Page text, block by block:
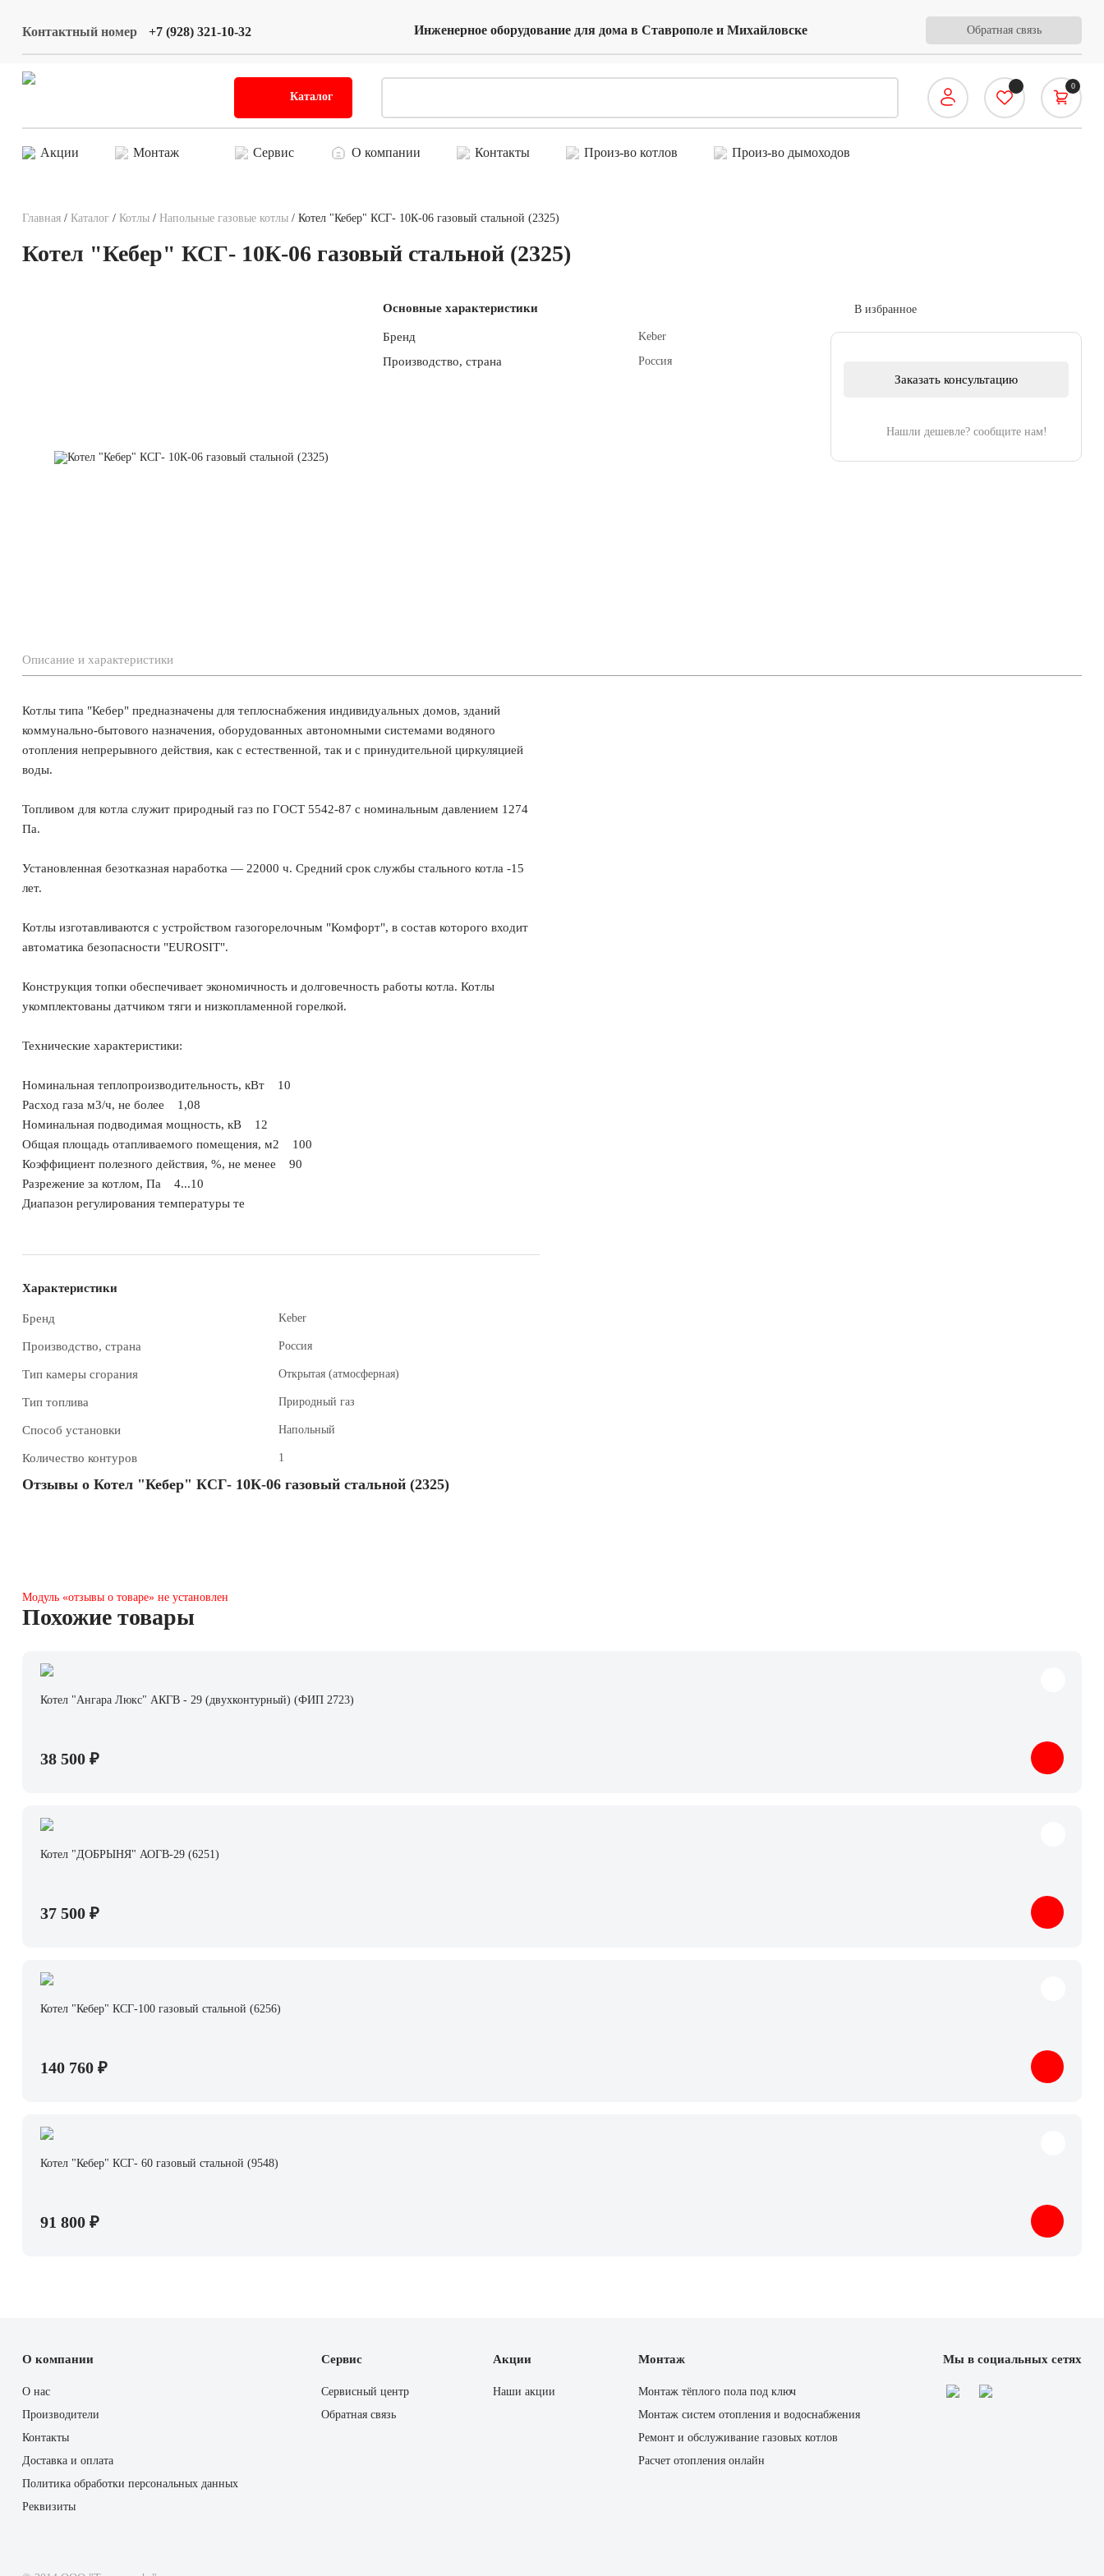
Контактный номер +7 (928) 321-10-32 Инженерное оборудование для дома в Ставрополе и Михайловске Обратная связь
Каталог
0
Акции Монтаж Сервис О компании Контакты Произ-во котлов Произ-во дымоходов
Главная / Каталог / Котлы / Напольные газовые котлы / Котел "Кебер" КСГ- 10К-06 газовый стальной (2325)
Котел "Кебер" КСГ- 10К-06 газовый стальной (2325)
Основные характеристики
Бренд Keber
Производство, страна Россия
Заказать консультацию
Нашли дешевле? сообщите нам!
Описание и характеристики
Котлы типа "Кебер" предназначены для теплоснабжения индивидуальных домов, зданий
коммунально-бытового назначения, оборудованных автономными системами водяного
отопления непрерывного действия, как с естественной, так и с принудительной циркуляцией
воды.
Топливом для котла служит природный газ по ГОСТ 5542-87 с номинальным давлением 1274
Па.
Установленная безотказная наработка ― 22000 ч. Средний срок службы стального котла -15
лет.
Котлы изготавливаются с устройством газогорелочным "Комфорт", в состав которого входит
автоматика безопасности "EUROSIT".
Конструкция топки обеспечивает экономичность и долговечность работы котла. Котлы
укомплектованы датчиком тяги и низкопламенной горелкой.
Технические характеристики:
Номинальная теплопроизводительность, кВт 10
Расход газа м3/ч, не более 1,08
Номинальная подводимая мощность, кВ 12
Общая площадь отапливаемого помещения, м2 100
Коэффициент полезного действия, %, не менее 90
Разрежение за котлом, Па 4...10
Диапазон регулирования температуры те
Характеристики
Бренд Keber
Производство, страна Россия
Тип камеры сгорания Открытая (атмосферная)
Тип топлива Природный газ
Способ установки Напольный
Количество контуров 1
Отзывы о Котел "Кебер" КСГ- 10К-06 газовый стальной (2325)
Модуль «отзывы о товаре» не установлен
Похожие товары
Котел "Ангара Люкс" АКГВ - 29 (двухконтурный) (ФИП 2723)
38 500 ₽
Котел "ДОБРЫНЯ" АОГВ-29 (6251)
37 500 ₽
Котел "Кебер" КСГ-100 газовый стальной (6256)
140 760 ₽
Котел "Кебер" КСГ- 60 газовый стальной (9548)
91 800 ₽
О компании
О нас
Производители
Контакты
Доставка и оплата
Политика обработки персональных данных
Реквизиты
Сервис
Сервисный центр
Обратная связь
Акции
Наши акции
Монтаж
Монтаж тёплого пола под ключ
Монтаж систем отопления и водоснабжения
Ремонт и обслуживание газовых котлов
Расчет отопления онлайн
Мы в социальных сетях